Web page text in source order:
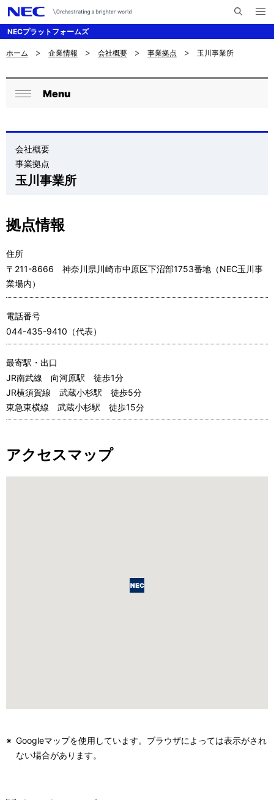
NECプラットフォームズ
メ
ニ
ナ
ビ
シ
サ
イ
ト
の
現
位
置
を
表
し
い
ま
す
ホーム 企業情報 会社概要 事業拠点 玉川事業所
ロ
カ
ル
ナ
ゲ
ー
シ
ョ
ン
Menu
玉川事業所
会社概要
事業拠点
拠点情報
住所
〒211-8666 神奈川県川崎市中原区下沼部1753番地（NEC玉川事
業場内）
電話番号
044-435-9410（代表）
最寄駅・出口
JR南武線 向河原駅 徒歩1分
JR横須賀線 武蔵小杉駅 徒歩5分
東急東横線 武蔵小杉駅 徒歩15分
アクセスマップ
※ Googleマップを使用しています。ブラウザによっては表示がされ
ない場合があります。